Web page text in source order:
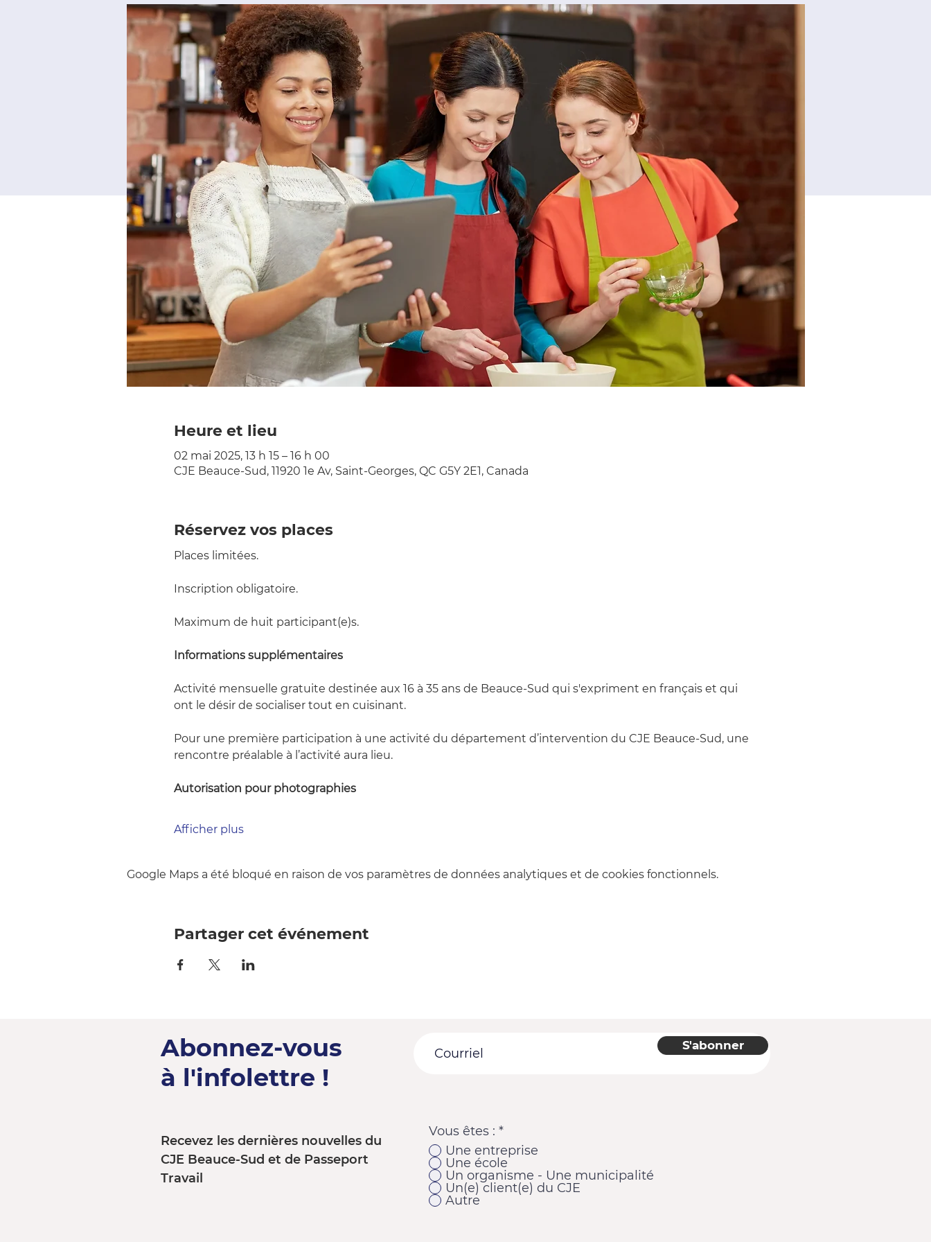
Heure et lieu
02 mai 2025, 13 h 15 – 16 h 00
CJE Beauce-Sud, 11920 1e Av, Saint-Georges, QC G5Y 2E1, Canada
Réservez vos places
Places limitées.
Inscription obligatoire.
Maximum de huit participant(e)s.
Informations supplémentaires
Activité mensuelle gratuite destinée aux 16 à 35 ans de Beauce-Sud qui s'expriment en français et qui
ont le désir de socialiser tout en cuisinant.
Pour une première participation à une activité du département d’intervention du CJE Beauce-Sud, une
rencontre préalable à l’activité aura lieu.
Autorisation pour photographies
Afficher plus
Google Maps a été bloqué en raison de vos paramètres de données analytiques et de cookies fonctionnels.
Partager cet événement
Abonnez-vous
à l'infolettre !
Recevez les dernières nouvelles du
CJE Beauce-Sud et de Passeport
Travail
S'abonner
Vous êtes : *
Une entreprise
Une école
Un organisme - Une municipalité
Un(e) client(e) du CJE
Autre